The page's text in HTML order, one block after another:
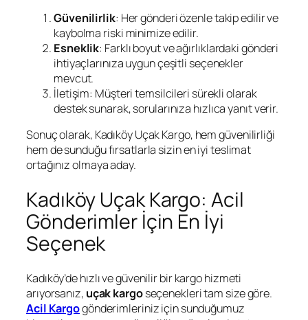
Güvenilirlik: Her gönderi özenle takip edilir ve
kaybolma riski minimize edilir.
Esneklik: Farklı boyut ve ağırlıklardaki gönderi
ihtiyaçlarınıza uygun çeşitli seçenekler
mevcut.
İletişim: Müşteri temsilcileri sürekli olarak
destek sunarak, sorularınıza hızlıca yanıt verir.
Sonuç olarak, Kadıköy Uçak Kargo, hem güvenilirliği
hem de sunduğu fırsatlarla sizin en iyi teslimat
ortağınız olmaya aday.
Kadıköy Uçak Kargo: Acil
Gönderimler İçin En İyi
Seçenek
Kadıköy’de hızlı ve güvenilir bir kargo hizmeti
arıyorsanız, uçak kargoseçenekleri tam size göre.
Acil Kargogönderimleriniz için sunduğumuz